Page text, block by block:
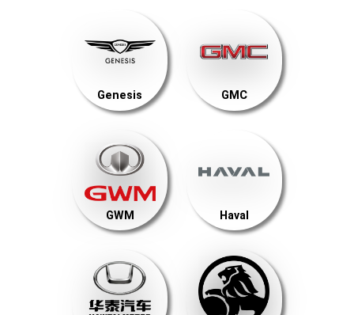
Genesis GMC
GWM Haval